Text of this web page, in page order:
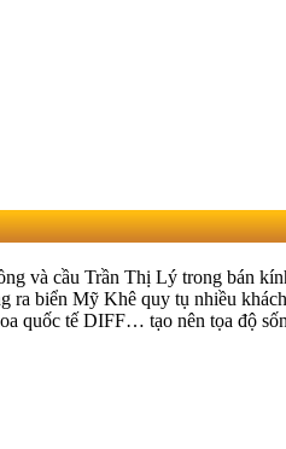
và cầu Trần Thị Lý trong bán
biển Mỹ Khê quy tụ nhiều
quốc tế DIFF… tạo nên tọa độ